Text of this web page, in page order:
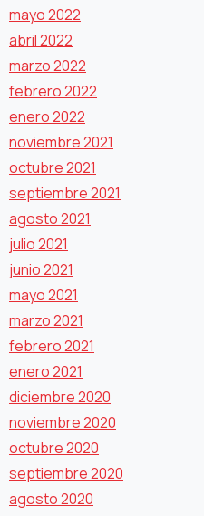
mayo 2022
abril 2022
marzo 2022
febrero 2022
enero 2022
noviembre 2021
octubre 2021
septiembre 2021
agosto 2021
julio 2021
junio 2021
mayo 2021
marzo 2021
febrero 2021
enero 2021
diciembre 2020
noviembre 2020
octubre 2020
septiembre 2020
agosto 2020